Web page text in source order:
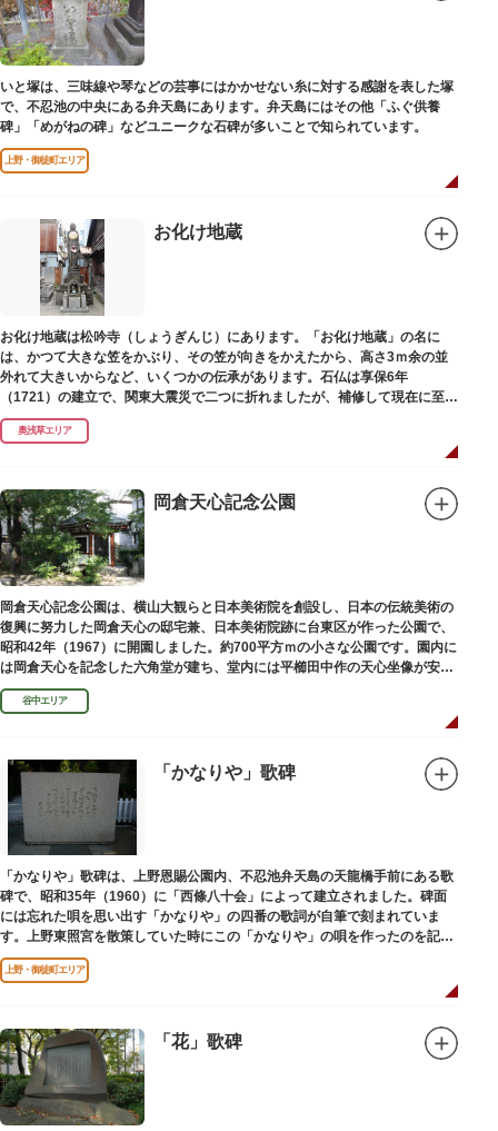
いと塚は、三味線や琴などの芸事にはかかせない糸に対する感謝を表した塚
で、不忍池の中央にある弁天島にあります。弁天島にはその他「ふぐ供養
碑」「めがねの碑」などユニークな石碑が多いことで知られています。
上野・御徒町エリア
お化け地蔵
お化け地蔵は松吟寺（しょうぎんじ）にあります。「お化け地蔵」の名に
は、かつて大きな笠をかぶり、その笠が向きをかえたから、高さ3ｍ余の並
外れて大きいからなど、いくつかの伝承があります。石仏は享保6年
（1721）の建立で、関東大震災で二つに折れましたが、補修して現在に至っ
ています。常夜灯は、寛政2年（1790）に建てられました。
奥浅草エリア
岡倉天心記念公園
岡倉天心記念公園は、横山大観らと日本美術院を創設し、日本の伝統美術の
復興に努力した岡倉天心の邸宅兼、日本美術院跡に台東区が作った公園で、
昭和42年（1967）に開園しました。約700平方ｍの小さな公園です。園内に
は岡倉天心を記念した六角堂が建ち、堂内には平櫛田中作の天心坐像が安置
されています。
谷中エリア
「かなりや」歌碑
「かなりや」歌碑は、上野恩賜公園内、不忍池弁天島の天龍橋手前にある歌
碑で、昭和35年（1960）に「西條八十会」によって建立されました。碑面
には忘れた唄を思い出す「かなりや」の四番の歌詞が自筆で刻まれていま
す。上野東照宮を散策していた時にこの「かなりや」の唄を作ったのを記念
してこの地に建てられました。
上野・御徒町エリア
「花」歌碑